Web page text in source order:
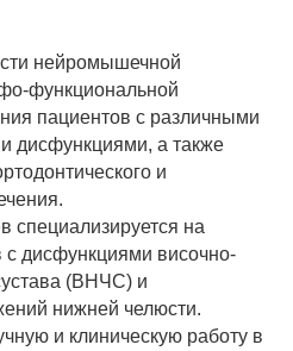
нейромышечной
функциональной
пациентов с различными
дисфункциями, а также
и
специализируется на
с дисфункциями височно-
(ВНЧС) и
нижней челюсти.
и клиническую работу в